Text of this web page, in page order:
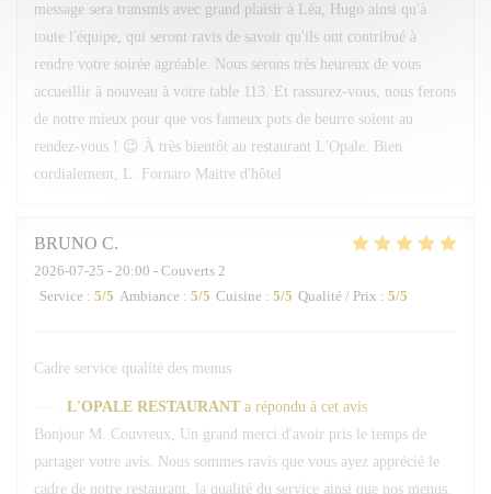
message sera transmis avec grand plaisir à Léa, Hugo ainsi qu'à
toute l'équipe, qui seront ravis de savoir qu'ils ont contribué à
rendre votre soirée agréable. Nous serons très heureux de vous
accueillir à nouveau à votre table 113. Et rassurez-vous, nous ferons
de notre mieux pour que vos fameux pots de beurre soient au
rendez-vous ! 😉 À très bientôt au restaurant L'Opale. Bien
cordialement, L. Fornaro Maitre d'hôtel
BRUNO C
2026-07-25 - 20:00 - Couverts 2
Service : 5/5 Ambiance : 5/5 Cuisine : 5/5 Qualité / Prix : 5/5
Cadre service qualité des menus
L'OPALE RESTAURANT a répondu à cet avis
Bonjour M. Couvreux, Un grand merci d'avoir pris le temps de
partager votre avis. Nous sommes ravis que vous ayez apprécié le
cadre de notre restaurant, la qualité du service ainsi que nos menus.